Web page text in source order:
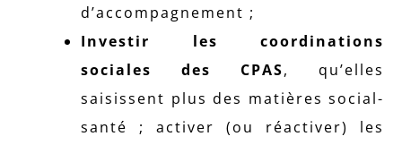
d’accompagnement ;
Investir les coordinations
sociales des CPAS, qu’elles
saisissent plus des matières social-
santé ; activer (ou réactiver) les